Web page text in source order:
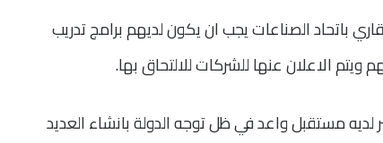
باتحاد الصناعات يجب ان يكون لديهم برامج تدريب
ويتم الاعلان عنها للشركات للالتحاق بها.
مستقبل واعد في ظل توجه الدولة بانشاء العديد